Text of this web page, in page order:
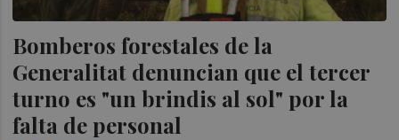
Bomberos forestales de la
Generalitat denuncian que el tercer
turno es "un brindis al sol" por la
falta de personal